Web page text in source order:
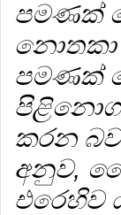
පමණක්
නොතකා
පමණක්
කරන
අනුව,
එරෙහිව